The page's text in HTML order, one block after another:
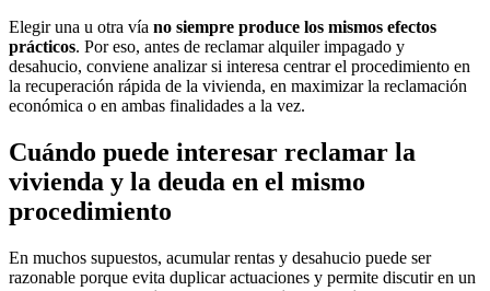
Elegir una u otra vía no siempre produce los mismos efectos
prácticos. Por eso, antes de reclamar alquiler impagado y
desahucio, conviene analizar si interesa centrar el procedimiento en
la recuperación rápida de la vivienda, en maximizar la reclamación
económica o en ambas finalidades a la vez.
Cuándo puede interesar reclamar la
vivienda y la deuda en el mismo
procedimiento
En muchos supuestos, acumular rentas y desahucio puede ser
razonable porque evita duplicar actuaciones y permite discutir en un